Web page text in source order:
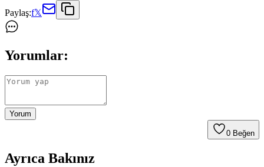
Paylaş:f𝕏
Yorumlar:
Yorum
0 Beğen
Ayrıca Bakınız